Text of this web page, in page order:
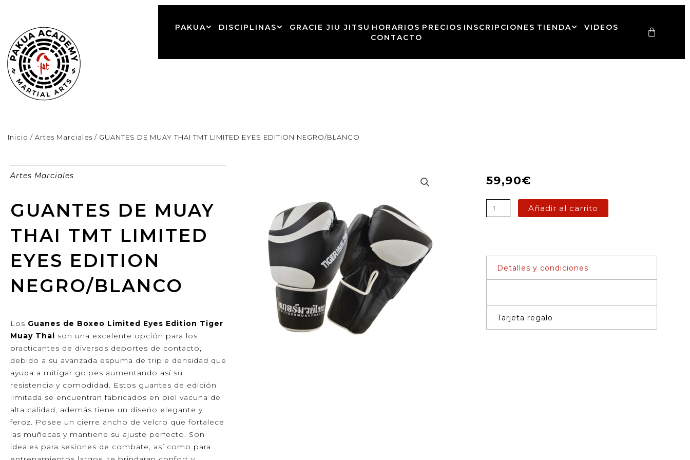
PAKUA DISCIPLINAS GRACIE JIU JITSU HORARIOS PRECIOS INSCRIPCIONES TIENDA
VIDEOS
CONTACTO
Carrito
Inicio / Artes Marciales / GUANTES DE MUAY THAI TMT LIMITED EYES EDITION NEGRO/BLANCO
Artes Marciales
GUANTES DE MUAY
THAI TMT LIMITED
EYES EDITION
NEGRO/BLANCO
Los Guanes de Boxeo Limited Eyes Edition Tiger
Muay Thai son una excelente opción para los
practicantes de diversos deportes de contacto,
debido a su avanzada espuma de triple densidad que
ayuda a mitigar golpes aumentando así su
resistencia y comodidad. Estos guantes de edición
limitada se encuentran fabricados en piel vacuna de
alta calidad, además tiene un diseño elegante y
feroz. Posee un cierre ancho de velcro que fortalece
las muñecas y mantiene su ajuste perfecto. Son
ideales para sesiones de combate, así como para
59,90€
GUANTES
DE
TMT
LIMITED
EYES
NEGRO/BLANCO
cantidad
Añadir al carrito
Detalles y condiciones
Tarjeta regalo